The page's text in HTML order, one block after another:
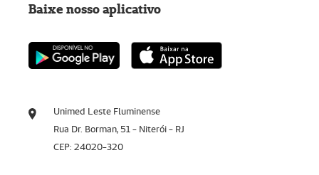
Unimed Leste Fluminense
Rua Dr. Borman, 51 - Niterói - RJ
CEP: 24020-320
Baixe nosso aplicativo